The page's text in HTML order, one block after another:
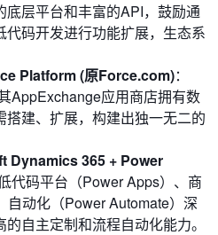
底层平台和丰富的API，鼓励通
码开发进行功能扩展，生态系
Platform (原Force.com)：
AppExchange应用商店拥有数
建、扩展，构建出独一无二的
Dynamics 365 + Power
代码平台（Power Apps）、商
自动化（Power Automate）深
自主定制和流程自动化能力。